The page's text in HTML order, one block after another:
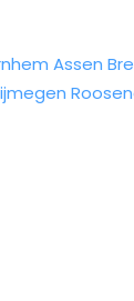
Assen